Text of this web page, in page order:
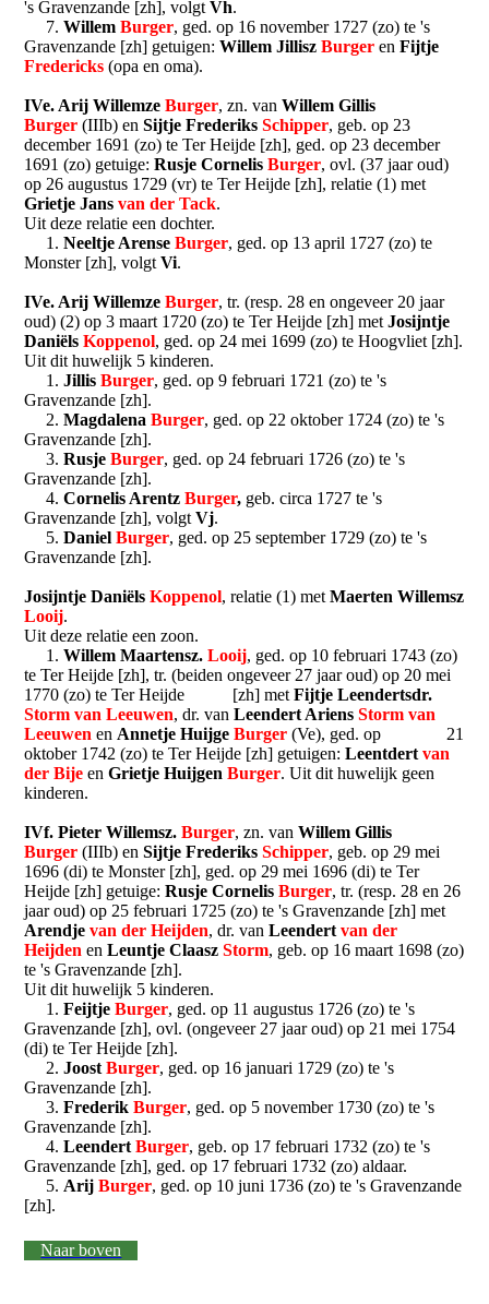
's Gravenzande [zh], volgtVh.
7.WillemBurger, ged. op 16 november 1727 (zo) te 's
Gravenzande [zh] getuigen:Willem JilliszBurger enFijtje
Fredericks (opa en oma).
IVe. Arij WillemzeBurger, zn. vanWillem Gillis
Burger (IIIb) enSijtje FrederiksSchipper, geb. op 23
december 1691 (zo) te Ter Heijde [zh], ged. op 23 december
1691 (zo) getuige:Rusje CornelisBurger, ovl. (37 jaar oud)
op 26 augustus 1729 (vr) te Ter Heijde [zh], relatie (1) met
Grietje Jansvan der Tack.
Uit deze relatie een dochter.
1.Neeltje ArenseBurger, ged. op 13 april 1727 (zo) te
Monster [zh], volgtVi.
IVe. Arij WillemzeBurger, tr. (resp. 28 en ongeveer 20 jaar
oud) (2) op 3 maart 1720 (zo) te Ter Heijde [zh] metJosijntje
DaniëlsKoppenol, ged. op 24 mei 1699 (zo) te Hoogvliet [zh].
Uit dit huwelijk 5 kinderen.
1.JillisBurger, ged. op 9 februari 1721 (zo) te 's
Gravenzande [zh].
2.MagdalenaBurger, ged. op 22 oktober 1724 (zo) te 's
Gravenzande [zh].
3.RusjeBurger, ged. op 24 februari 1726 (zo) te 's
Gravenzande [zh].
4.Cornelis ArentzBurger, geb. circa 1727 te 's
Gravenzande [zh], volgtVj.
5.DanielBurger, ged. op 25 september 1729 (zo) te 's
Gravenzande [zh].
Josijntje DaniëlsKoppenol, relatie (1) metMaerten Willemsz
Looij.
Uit deze relatie een zoon.
1.Willem Maartensz.Looij, ged. op 10 februari 1743 (zo)
te Ter Heijde [zh], tr. (beiden ongeveer 27 jaar oud) op 20 mei
1770 (zo) te Ter Heijde [zh] metFijtje Leendertsdr.
Storm van Leeuwen, dr. vanLeendert AriensStorm van
Leeuwen en Annetje HuijgeBurger (Ve), ged. op 21
oktober 1742 (zo) te Ter Heijde [zh] getuigen:Leentdertvan
der Bije enGrietje HuijgenBurger. Uit dit huwelijk geen
kinderen.
IVf. Pieter Willemsz.Burger, zn. vanWillem Gillis
Burger (IIIb) enSijtje FrederiksSchipper, geb. op 29 mei
1696 (di) te Monster [zh], ged. op 29 mei 1696 (di) te Ter
Heijde [zh] getuige:Rusje CornelisBurger, tr. (resp. 28 en 26
jaar oud) op 25 februari 1725 (zo) te 's Gravenzande [zh] met
Arendjevan der Heijden, dr. vanLeendertvan der
Heijden enLeuntje ClaaszStorm, geb. op 16 maart 1698 (zo)
te 's Gravenzande [zh].
Uit dit huwelijk 5 kinderen.
1.FeijtjeBurger, ged. op 11 augustus 1726 (zo) te 's
Gravenzande [zh], ovl. (ongeveer 27 jaar oud) op 21 mei 1754
(di) te Ter Heijde [zh].
2.JoostBurger, ged. op 16 januari 1729 (zo) te 's
Gravenzande [zh].
3.FrederikBurger, ged. op 5 november 1730 (zo) te 's
Gravenzande [zh].
4.LeendertBurger, geb. op 17 februari 1732 (zo) te 's
Gravenzande [zh], ged. op 17 februari 1732 (zo) aldaar.
5. ArijBurger, ged. op 10 juni 1736 (zo) te 's Gravenzande
[zh].
Naar boven